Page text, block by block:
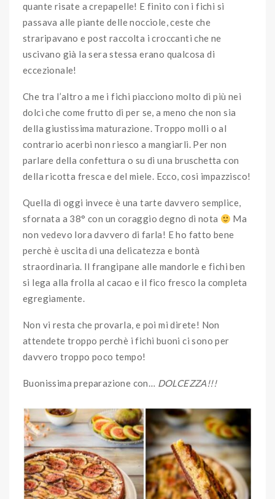
quante risate a crepapelle! E finito con i fichi si
passava alle piante delle nocciole, ceste che
straripavano e post raccolta i croccanti che ne
uscivano già la sera stessa erano qualcosa di
eccezionale!
Che tra l’altro a me i fichi piacciono molto di più nei
dolci che come frutto di per se, a meno che non sia
della giustissima maturazione. Troppo molli o al
contrario acerbi non riesco a mangiarli. Per non
parlare della confettura o su di una bruschetta con
della ricotta fresca e del miele. Ecco, cosi impazzisco!
Quella di oggi invece è una tarte davvero semplice,
sfornata a 38° con un coraggio degno di nota
Ma
non vedevo lora davvero di farla! E ho fatto bene
perchè è uscita di una delicatezza e bontà
straordinaria. Il frangipane alle mandorle e fichi ben
si lega alla frolla al cacao e il fico fresco la completa
egregiamente.
Non vi resta che provarla, e poi mi direte! Non
attendete troppo perchè i fichi buoni ci sono per
davvero troppo poco tempo!
Buonissima preparazione con… DOLCEZZA!!!